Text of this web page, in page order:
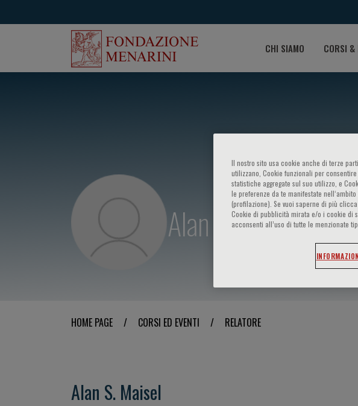
CHI SIAMO CORSI &
Alan S. Maisel
HOME PAGE / CORSI ED EVENTI / RELATORE
Alan S. Maisel
Il nostro sito usa cookie anche di terze
utilizzano, Cookie funzionali per
statistiche aggregate sul suo utilizzo, e
le preferenze da te manifestate
(profilazione). Se vuoi saperne di più
Cookie di pubblicità mirata e/o i cookie di
acconsenti all’uso di tutte le menzionate